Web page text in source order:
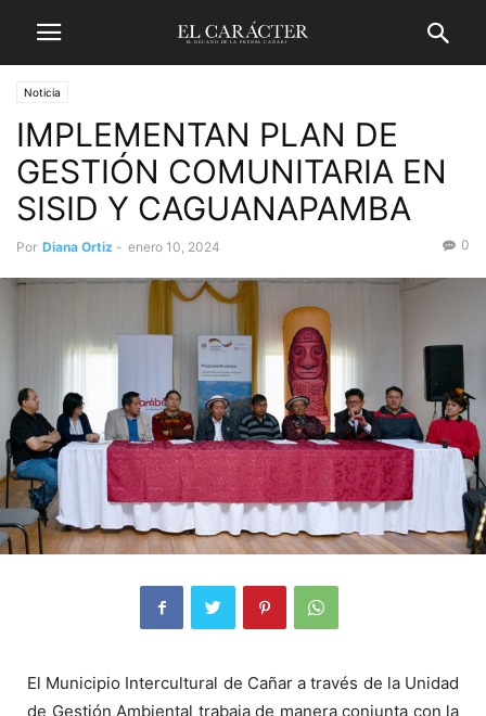
Noticia
IMPLEMENTAN PLAN DE
GESTIÓN COMUNITARIA EN
SISID Y CAGUANAPAMBA
Por Diana Ortiz - enero 10, 2024 0
El Municipio Intercultural de Cañar a través de la Unidad
de Gestión Ambiental trabaja de manera conjunta con la